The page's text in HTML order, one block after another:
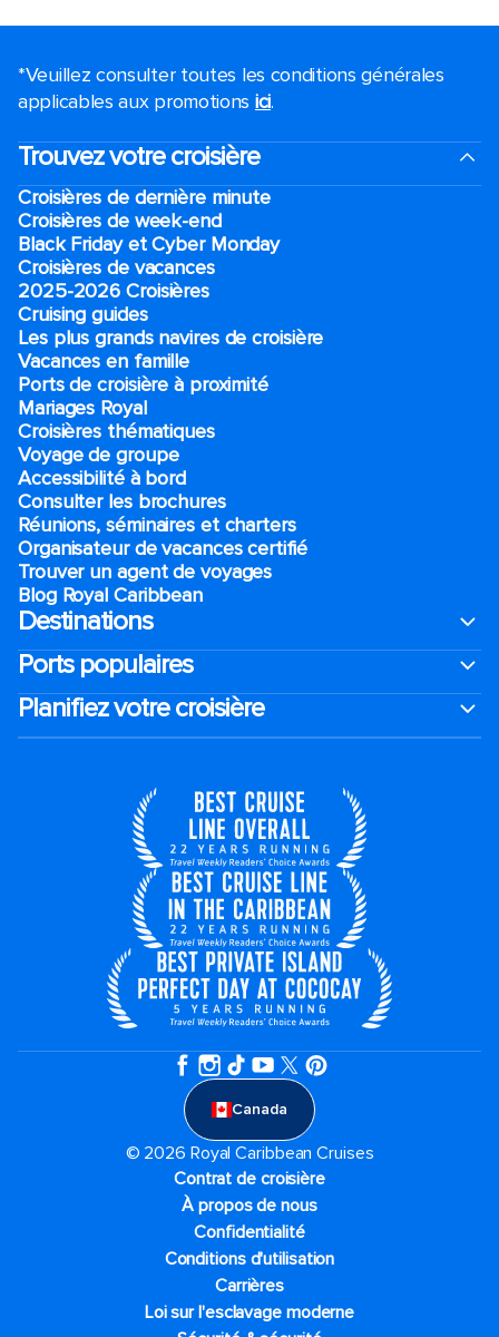
*Veuillez consulter toutes les conditions générales
applicables aux promotions ici.
Trouvez votre croisière
Croisières de dernière minute
Croisières de week-end
Black Friday et Cyber Monday
Croisières de vacances
2025-2026 Croisières
Cruising guides
Les plus grands navires de croisière
Vacances en famille
Ports de croisière à proximité
Mariages Royal
Croisières thématiques
Voyage de groupe​
Accessibilité à bord​
Consulter les brochures
Réunions, séminaires et charters
Organisateur de vacances certifié
Trouver un agent de voyages
Blog Royal Caribbean
Destinations
Ports populaires
Planifiez votre croisière
Canada
© 2026 Royal Caribbean Cruises
Contrat de croisière
À propos de nous
Confidentialité
Conditions d'utilisation
Carrières
Loi sur l'esclavage moderne